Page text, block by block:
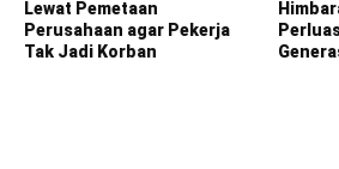
Lewat Pemetaan
Perusahaan agar Pekerja
Tak Jadi Korban